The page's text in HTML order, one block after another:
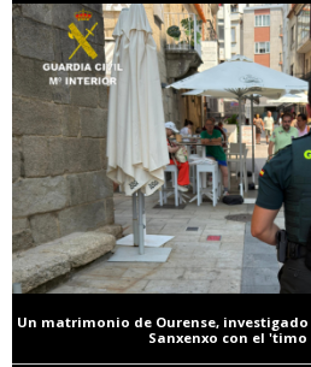
Un matrimonio de Ourense,
Sanxenxo con el